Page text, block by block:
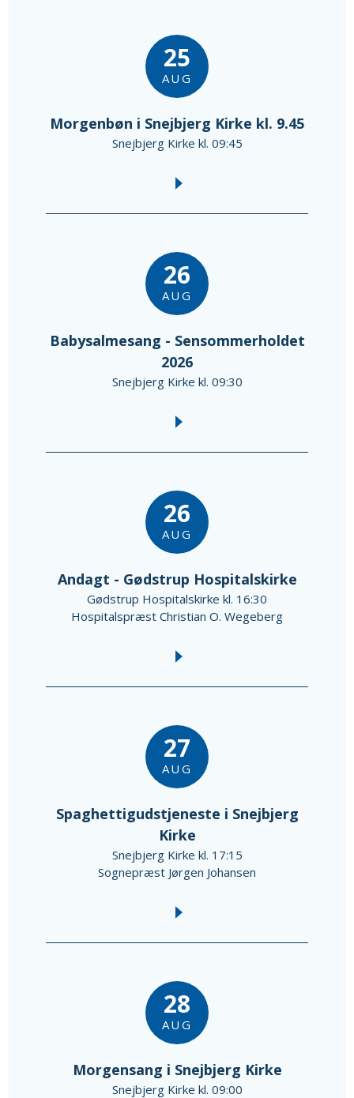
25
AUG
Morgenbøn i Snejbjerg Kirke kl. 9.45
Snejbjerg Kirke kl. 09:45
26
AUG
Babysalmesang - Sensommerholdet
2026
Snejbjerg Kirke kl. 09:30
26
AUG
Andagt - Gødstrup Hospitalskirke
Gødstrup Hospitalskirke kl. 16:30
Hospitalspræst Christian O. Wegeberg
27
AUG
Spaghettigudstjeneste i Snejbjerg
Kirke
Snejbjerg Kirke kl. 17:15
Sognepræst Jørgen Johansen
28
AUG
Morgensang i Snejbjerg Kirke
Snejbjerg Kirke kl. 09:00